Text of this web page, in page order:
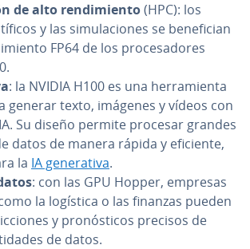
de alto re­n­di­mie­n­to(HPC): los
y las si­mu­la­cio­nes se be­ne­fi­cian
FP64 de los pro­ce­sa­do­res
: la NVIDIA H100 es una he­rra­mie­n­ta
generar texto, imágenes y vídeos con
Su diseño permite procesar grandes
datos de manera rápida y eficiente,
la IA ge­ne­ra­ti­va.
: con las GPU Hopper, empresas
la logística o las finanzas pueden
y pro­nó­s­ti­cos precisos de
de datos.